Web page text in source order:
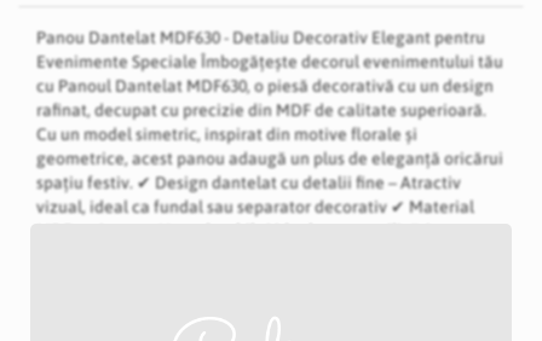
Panou Dantelat MDF630 - Detaliu Decorativ Elegant pentru
Evenimente Speciale Îmbogățește decorul evenimentului tău
cu Panoul Dantelat MDF630, o piesă decorativă cu un design
rafinat, decupat cu precizie din MDF de calitate superioară.
Cu un model simetric, inspirat din motive florale și
geometrice, acest panou adaugă un plus de eleganță oricărui
spațiu festiv. ✔ Design dantelat cu detalii fine – Atractiv
vizual, ideal ca fundal sau separator decorativ ✔ Material
structuri existente, fără efort ✔ Utilizare interioară – Se